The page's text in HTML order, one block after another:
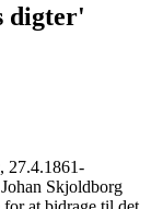
digter'
, 27.4.1861-
Skjoldborg